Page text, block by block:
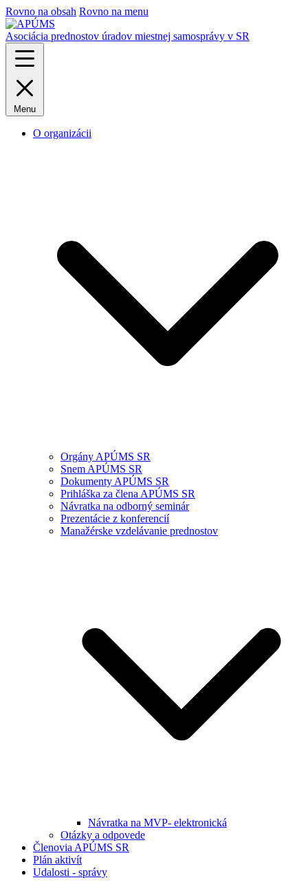
Rovno na obsah Rovno na menu
Asociácia prednostov úradov miestnej samosprávy v SR
Menu
O organizácii
Orgány APÚMS SR
Snem APÚMS SR
Dokumenty APÚMS SR
Prihláška za člena APÚMS SR
Návratka na odborný seminár
Prezentácie z konferencií
Manažérske vzdelávanie prednostov
Návratka na MVP- elektronická
Otázky a odpovede
Členovia APÚMS SR
Plán aktivít
Udalosti - správy